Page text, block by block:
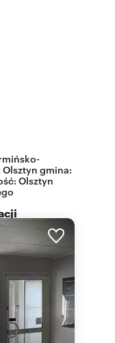
Olsztyn gmina:
Olsztyn